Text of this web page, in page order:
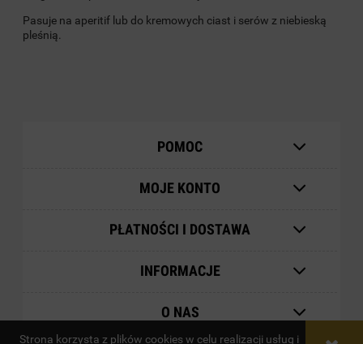
Strona korzysta z plików cookies w celu realizacji usług i
Pasuje na aperitif lub do kremowych ciast i serów z niebieską
pleśnią.
POMOC
MOJE KONTO
PŁATNOŚCI I DOSTAWA
INFORMACJE
O NAS